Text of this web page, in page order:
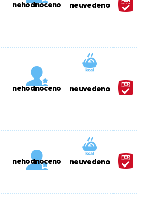
nehodnoceno neuvedeno
nehodnoceno neuvedeno
nehodnoceno neuvedeno